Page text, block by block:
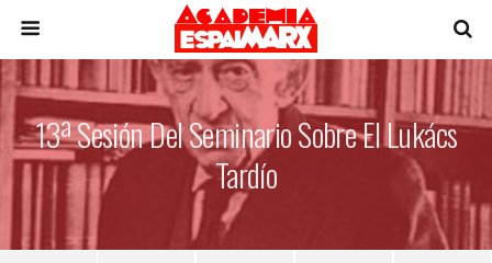
13ª Sesión Del Seminario Sobre El Lukács
Tardío